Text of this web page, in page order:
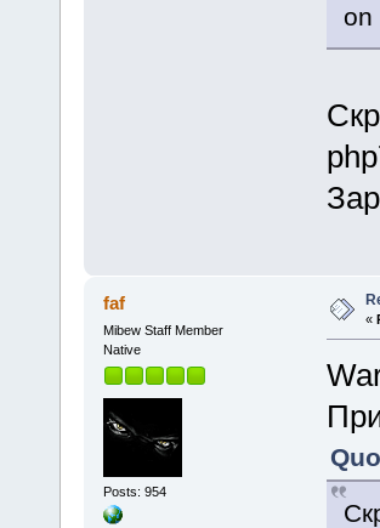
on
faf
Mibew Staff Member
Native
Posts: 954
«